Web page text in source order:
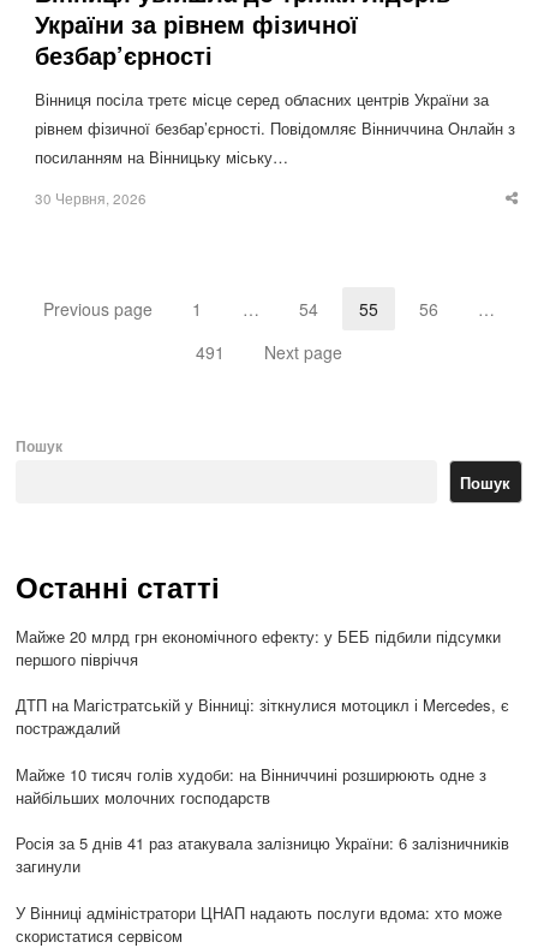
України за рівнем фізичної
безбар’єрності
Вінниця посіла третє місце серед обласних центрів України за
рівнем фізичної безбар’єрності. Повідомляє Вінниччина Онлайн з
посиланням на Вінницьку міську…
30 Червня, 2026
Previous page Page
1 … Page
54 55 56 …
Page
491 Next page
Пошук
Пошук
Останні статті
Майже 20 млрд грн економічного ефекту: у БЕБ підбили підсумки
першого півріччя
ДТП на Магістратській у Вінниці: зіткнулися мотоцикл і Mercedes, є
постраждалий
Майже 10 тисяч голів худоби: на Вінниччині розширюють одне з
найбільших молочних господарств
Росія за 5 днів 41 раз атакувала залізницю України: 6 залізничників
загинули
У Вінниці адміністратори ЦНАП надають послуги вдома: хто може
скористатися сервісом